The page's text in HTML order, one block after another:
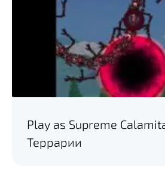
Play as Supreme
Террарии